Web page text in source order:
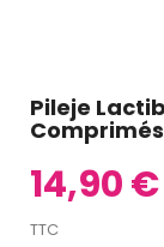
Pileje
Comprimés
14,90 €
TTC